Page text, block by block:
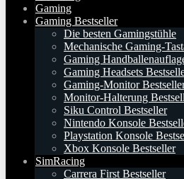
Gaming
Gaming Bestseller
Die besten Gamingstühle
Mechanische Gaming-
Gaming
Gaming Headsets
Gaming-Monitor
Monitor-Halterung
Siku Control Bestseller
Nintendo Konsole
Playstation Konsole
Xbox Konsole Bestseller
SimRacing
Carrera First Bestseller